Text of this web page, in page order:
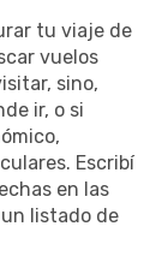
tu viaje de
vuelos
sino,
ir, o si
Escribí
en las
listado de